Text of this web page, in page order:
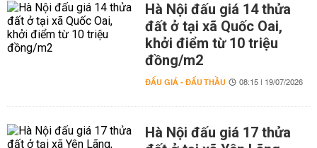
Hà Nội đấu giá 14 thửa
đất ở tại xã Quốc Oai,
khởi điểm từ 10 triệu
đồng/m2
ĐẤU GIÁ - ĐẤU THẦU 08:15 | 19/07/2026
Hà Nội đấu giá 17 thửa